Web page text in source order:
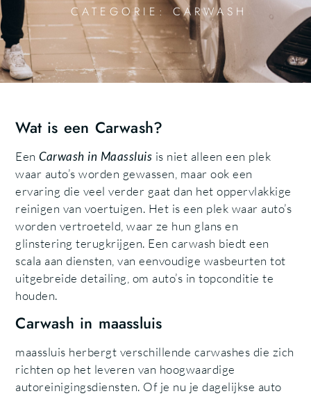
CATEGORIE: CARWASH
Wat is een Carwash?
EenCarwash in Maassluis is niet alleen een plek
waar auto’s worden gewassen, maar ook een
ervaring die veel verder gaat dan het oppervlakkige
reinigen van voertuigen. Het is een plek waar auto’s
worden vertroeteld, waar ze hun glans en
glinstering terugkrijgen. Een carwash biedt een
scala aan diensten, van eenvoudige wasbeurten tot
uitgebreide detailing, om auto’s in topconditie te
houden.
Carwash in maassluis
maassluis herbergt verschillende carwashes die zich
richten op het leveren van hoogwaardige
autoreinigingsdiensten. Of je nu je dagelijkse auto